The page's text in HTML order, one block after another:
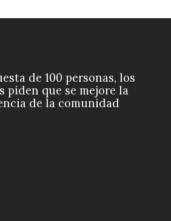
de 100 personas, los
piden que se mejore la
de la comunidad